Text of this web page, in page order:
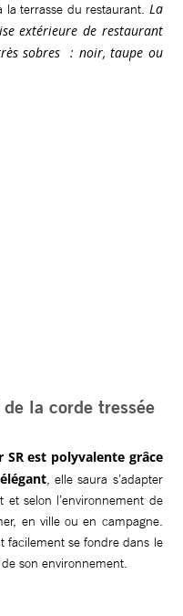
terrasse du restaurant. La
extérieure de restaurant
sobres : noir, taupe ou
la corde tressée
est polyvalente grâce
, elle saura s’adapter
selon l’environnement de
en ville ou en campagne.
facilement se fondre dans le
son environnement.